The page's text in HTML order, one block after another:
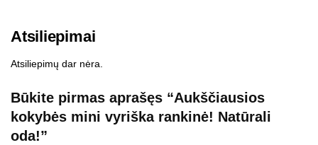
Atsiliepimai
Atsiliepimų dar nėra.
Būkite pirmas aprašęs “Aukščiausios
kokybės mini vyriška rankinė! Natūrali
oda!”